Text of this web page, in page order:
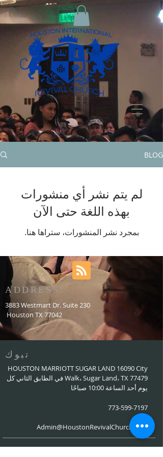
BLOG
لم يتم نشر أي منشورات
بهذه اللغة حتى الآن
بمجرد نشر المنشورات، ستراها هنا.
ADDRESS
3883 Westmart Dr. Suite 230
Houston TX 77042
تبوك
HOUSTON MARRIOTT SUGAR LAND 16090 City
Walk، Sugar Land، TX 77479 في الطابق الثاني كل
يوم أحد الساعة 10:00 صباحًا
773-599-7197
Admin@HoustonRevivalChurch.com